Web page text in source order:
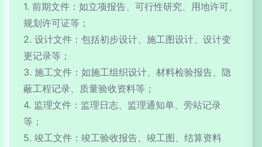
1. 前期文件：如立项报告、可行性研究、用地许可、
规划许可证等；
2. 设计文件：包括初步设计、施工图设计、设计变
更记录等；
3. 施工文件：如施工组织设计、材料检验报告、隐
蔽工程记录、质量验收资料等；
4. 监理文件：监理日志、监理通知单、旁站记录
等；
5. 竣工文件：竣工验收报告、竣工图、结算资料